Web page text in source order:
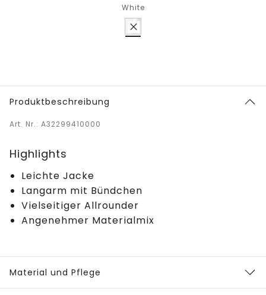
White
Produktbeschreibung
Art. Nr.: A32299410000
Highlights
Leichte Jacke
Langarm mit Bündchen
Vielseitiger Allrounder
Angenehmer Materialmix
Material und Pflege